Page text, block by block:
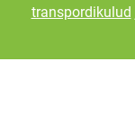
transpordikulud